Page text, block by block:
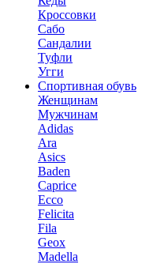
Кроссовки
Сабо
Сандалии
Туфли
Угги
Спортивная обувь
Женщинам
Мужчинам
Adidas
Ara
Asics
Baden
Caprice
Ecco
Felicita
Fila
Geox
Madella